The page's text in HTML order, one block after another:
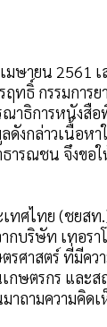
ายน 2561 เ
ทธิ์ กรรมการ
ณาธิการหนัง
กล่าวเนื้อหา
ธารณชน จึงข
ศไทย (ชยส
บริษัท เทอรา
ศาสตร์ ที่มีค
ษตรกร และ
าถามความคิด